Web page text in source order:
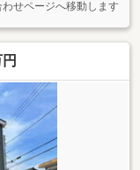
せページへ移動します